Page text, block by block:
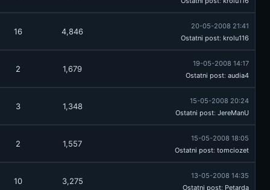
16 4,846
20-05-2008 21:41
Ostatni post: krolu116
2 1,679
19-05-2008 14:17
Ostatni post: audia4
3 1,348
15-05-2008 20:24
Ostatni post: JereManU
2 1,557
15-05-2008 18:05
Ostatni post: tomciozet
10 3,275
13-05-2008 14:35
Ostatni post: Petarda